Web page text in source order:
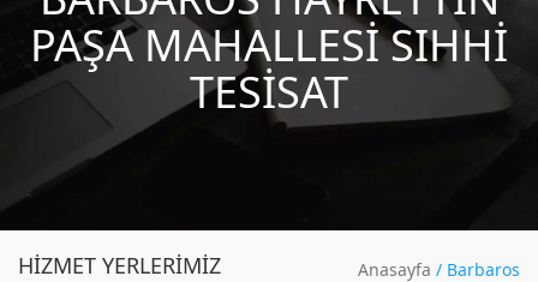
PAŞA MAHALLESI SIHHI
TESISAT
HIZMET YERLERIMIZ Anasayfa / Barbaros